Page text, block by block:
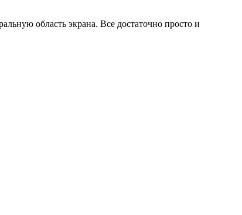
область экрана. Все достаточно просто и